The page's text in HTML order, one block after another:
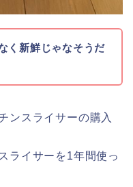
く新鮮じゃなそうだ
ンスライサーの購入
ライサーを1年間使っ